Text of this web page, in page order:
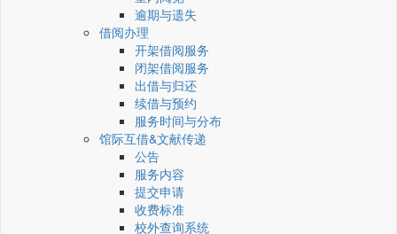
逾期与遗失
借阅办理
开架借阅服务
闭架借阅服务
出借与归还
续借与预约
服务时间与分布
馆际互借&文献传递
公告
服务内容
提交申请
收费标准
校外查询系统